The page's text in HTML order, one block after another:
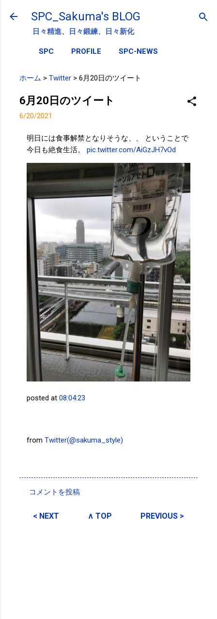
スキップしてメイン コンテンツに移動
SPC_Sakuma's BLOG
日々精進、日々鍛練、日々新化
SPC PROFILE SPC-NEWS
ホーム > Twitter > 6月20日のツイート
6月20日のツイート
6/20/2021
明日には食事解禁となりそうな、、 ということで
今日も絶食生活。 pic.twitter.com/AiGzJH7vOd
posted at 08:04:23
from Twitter(@sakuma_style)
メ
コメントを投稿
< NEXT ∧ TOP PREVIOUS >